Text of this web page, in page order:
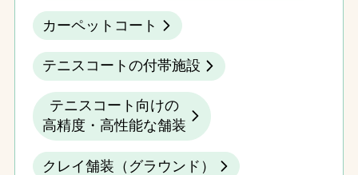
カーペットコート
テニスコートの付帯施設
テニスコート向けの
高精度・高性能な舗装
クレイ舗装（グラウンド）